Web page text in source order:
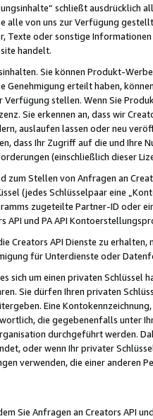
schließt ausdrücklich
alle von uns zur Verfügung
Texte oder sonstige
handelt.
Sie können Produkt-
Genehmigung erteilt haben,
Verfügung stellen. Wenn Sie
Sie erkennen an, dass wir
auslaufen lassen oder neu
dass Ihr Zugriff auf die und Ihre
(einschließlich dieser
zum Stellen von Anfragen an
(jedes Schlüsselpaar eine
zugeteilte Partner-ID oder
API und PA API
Creators API Dienste zu
für Unterdienste oder
sich um einen privaten
Sie dürfen Ihren privaten
Eine
die gegebenenfalls unter
durchgeführt werden.
oder wenn Ihr privater
verwenden, die einer anderen
Sie Anfragen an Creators API